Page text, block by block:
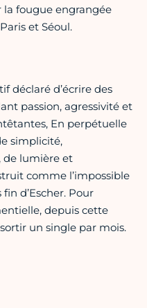
la fougue engrangée
et Séoul.
déclaré d’écrire des
passion, agressivité et
En perpétuelle
simplicité,
de lumière et
comme l’impossible
fin d’Escher. Pour
depuis cette
un single par mois.